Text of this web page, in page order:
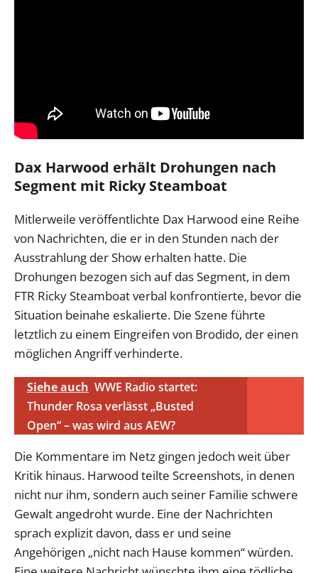
Dax Harwood erhält Drohungen nach
Segment mit Ricky Steamboat
Mitlerweile veröffentlichte Dax Harwood eine Reihe
von Nachrichten, die er in den Stunden nach der
Ausstrahlung der Show erhalten hatte. Die
Drohungen bezogen sich auf das Segment, in dem
FTR Ricky Steamboat verbal konfrontierte, bevor die
Situation beinahe eskalierte. Die Szene führte
letztlich zu einem Eingreifen von Brodido, der einen
möglichen Angriff verhinderte.
Siehe auch WWE Radio startet:
Thunder Rosa verlässt „Busted
Open“ – was wird aus AEW?
Die Kommentare im Netz gingen jedoch weit über
Kritik hinaus. Harwood teilte Screenshots, in denen
nicht nur ihm, sondern auch seiner Familie schwere
Gewalt angedroht wurde. Eine der Nachrichten
sprach explizit davon, dass er und seine
Angehörigen „nicht nach Hause kommen“ würden.